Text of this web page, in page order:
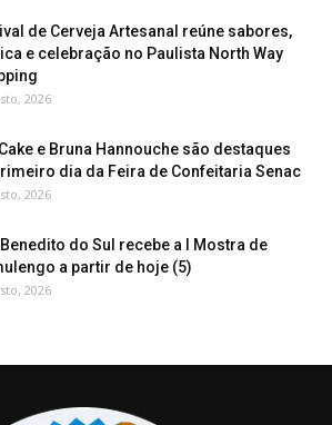
de Cerveja Artesanal reúne sabores,
e celebração no Paulista North Way
2026
e Bruna Hannouche são destaques
dia da Feira de Confeitaria Senac
2026
do Sul recebe a I Mostra de
a partir de hoje (5)
2026